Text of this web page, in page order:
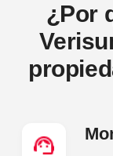
¿Por